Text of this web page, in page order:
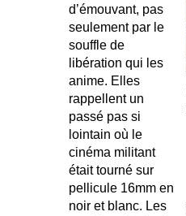
d’émouvant, pas
seulement par le
souffle de
libération qui les
anime. Elles
rappellent un
passé pas si
lointain où le
cinéma militant
était tourné sur
pellicule 16mm en
noir et blanc. Les